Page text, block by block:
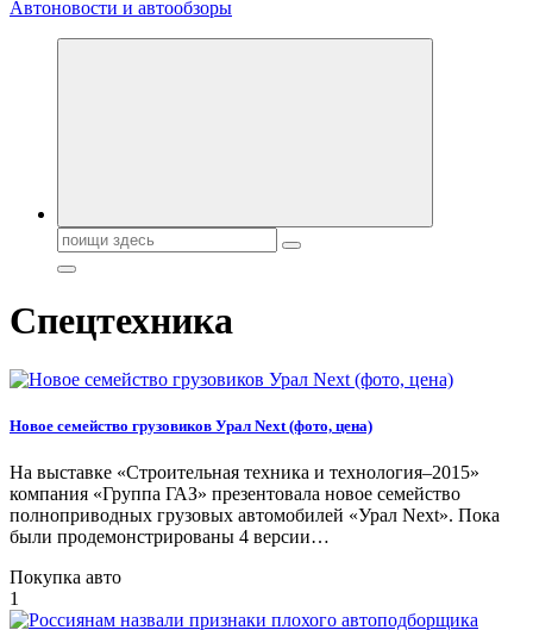
Справочник автомобилиста. Обзор новинок популярных
Поиск:
Спецтехника
Новое семейство грузовиков Урал Next (фото, цена)
На выставке «Строительная техника и технология–2015»
компания «Группа ГАЗ» презентовала новое семейство
полноприводных грузовых автомобилей «Урал Next». Пока
были продемонстрированы 4 версии…
Покупка авто
1